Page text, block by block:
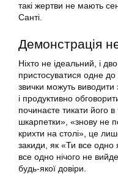
такі жертви не мають
Санті.
Демонстрація
Ніхто не ідеальний, і
пристосуватися одне до
звички можуть
і продуктивно
починаєте тикати його
шкарпетки», «знову не
крихти на столі», це
закиди, як «Ти все одно
все одно нічого не
будь-якої довіри.